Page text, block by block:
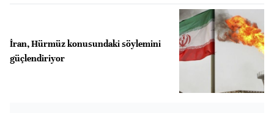
İran, Hürmüz konusundaki söylemini
güçlendiriyor